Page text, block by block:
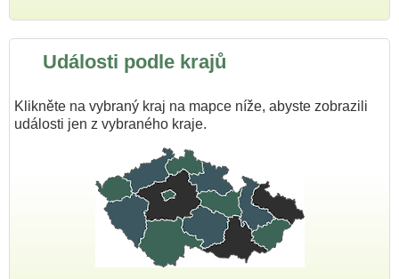
Události podle krajů
Klikněte na vybraný kraj na mapce níže, abyste zobrazili
události jen z vybraného kraje.